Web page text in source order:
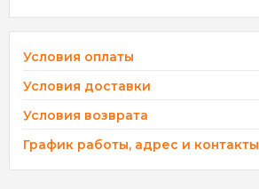
Условия оплаты
Условия доставки
Условия возврата
График работы, адрес и контакты